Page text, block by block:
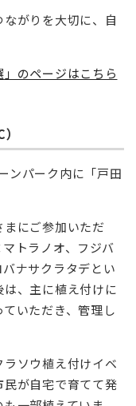
がりを大切に、自
」のページはこちら
ンパーク内に「戸田
にご参加いただ
トラノオ、フジバ
ナサクラタデとい
、主に植え付けに
いただき、管理し
ソウ植え付けイベ
が自宅で育てて発